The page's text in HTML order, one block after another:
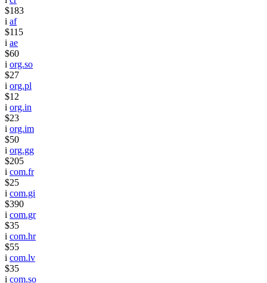
$183
i af
$115
i ae
$60
i org.so
$27
i org.pl
$12
i org.in
$23
i org.im
$50
i org.gg
$205
i com.fr
$25
i com.gi
$390
i com.gr
$35
i com.hr
$55
i com.lv
$35
i com.so